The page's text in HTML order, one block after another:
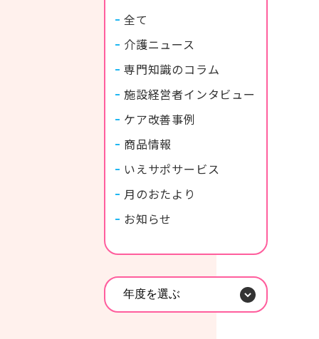
全て
介護ニュース
専門知識のコラム
施設経営者インタビュー
ケア改善事例
商品情報
いえサポサービス
月のおたより
お知らせ
年度を選ぶ